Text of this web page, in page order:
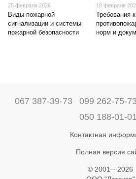
25 февраля 2026
Виды пожарной
сигнализации и системы
пожарной безопасности
18 февраля
Требования к
норм и
067 387-39-73 099 262-75-73
050 188-01-01
Контактная
Полная версия
© 2001—2026